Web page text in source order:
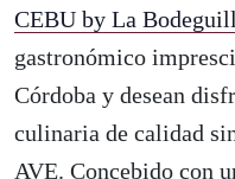
CEBU by La
gastronómico
Córdoba y desean
culinaria de calidad
AVE. Concebido con